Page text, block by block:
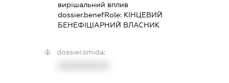
вирішальний вплив
dossier.benefRole: КІНЦЕВИЙ
БЕНЕФІЦІАРНИЙ ВЛАСНИК
dossier.smida: